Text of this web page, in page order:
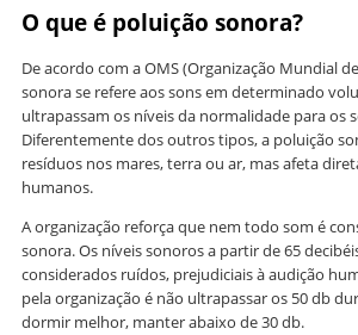
O que é poluição sonora?
De acordo com a OMS (Organização Mundial
sonora se refere aos sons em determinado
ultrapassam os níveis da normalidade para os
Diferentemente dos outros tipos, a poluição
resíduos nos mares, terra ou ar, mas afeta
humanos.
A organização reforça que nem todo som é
sonora. Os níveis sonoros a partir de 65
considerados ruídos, prejudiciais à audição
pela organização é não ultrapassar os 50 db
dormir melhor, manter abaixo de 30 db.